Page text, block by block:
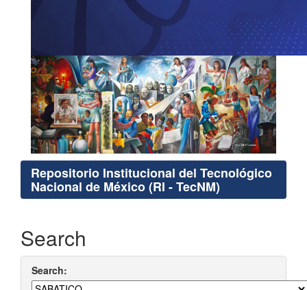
Repositorio Institucional del Tecnológico
Nacional de México (RI - TecNM)
Search
Search: